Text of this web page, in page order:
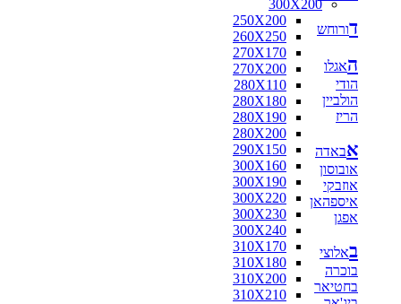
300X200
250X200
260X250
270X170
270X200
280X110
280X180
280X190
280X200
290X150
300X160
300X190
300X220
300X230
300X240
310X170
310X180
310X200
310X210
דורוחש
האגלו
הודי
הולביין
הריז
אבאדה
אובוסון
אוזבקי
איספהאן
אפגן
באלוצי
בוכרה
בחטיאר